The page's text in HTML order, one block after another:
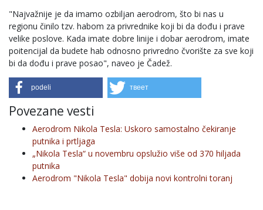
"Najvažnije je da imamo ozbiljan aerodrom, što bi nas u
regionu činilo tzv. habom za privrednike koji bi da dođu i prave
velike poslove. Kada imate dobre linije i dobar aerodrom, imate
poitencijal da budete hab odnosno privredno čvorište za sve koji
bi da dođu i prave posao", naveo je Čadež.
podeli твеет
Povezane vesti
Aerodrom Nikola Tesla: Uskoro samostalno čekiranje
putnika i prtljaga
„Nikola Tesla“ u novembru opslužio više od 370 hiljada
putnika
Aerodrom "Nikola Tesla" dobija novi kontrolni toranj